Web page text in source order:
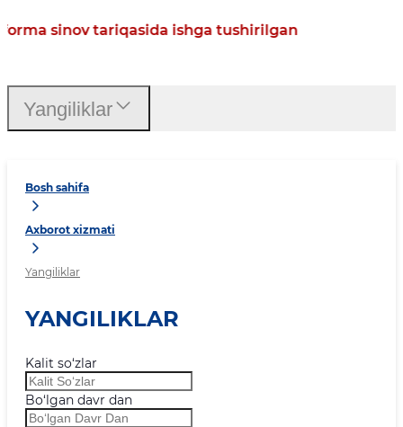
sinov tariqasida ishga tushirilgan
Bosh sahifa
Axborot xizmati
Yangiliklar
YANGILIKLAR
Kalit so‘zlar
Bo‘lgan davr dan
Yangiliklar